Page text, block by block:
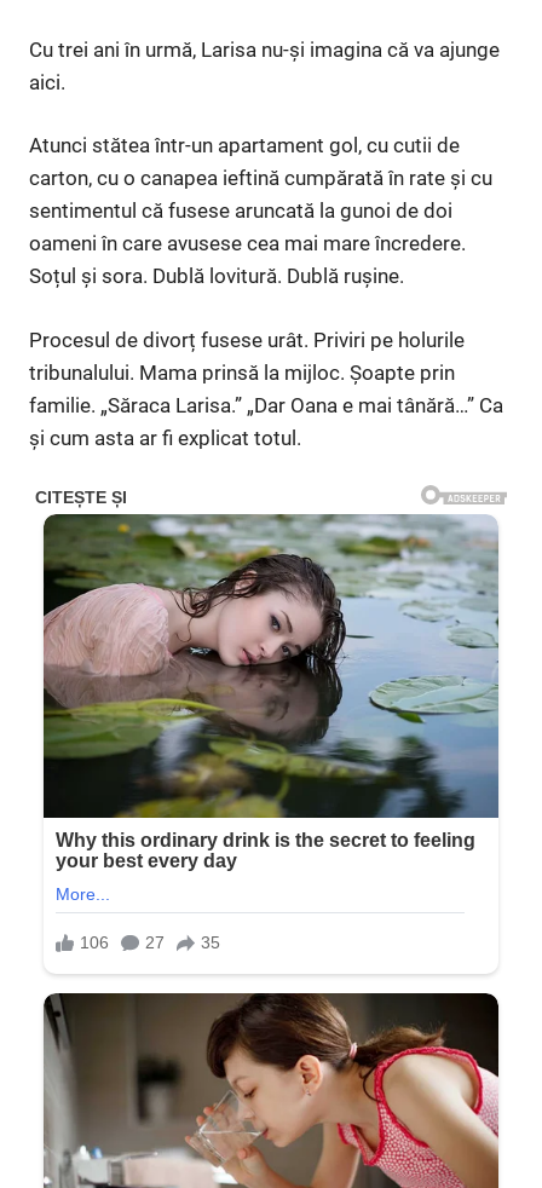
Cu trei ani în urmă, Larisa nu-și imagina că va ajunge
aici.
Atunci stătea într-un apartament gol, cu cutii de
carton, cu o canapea ieftină cumpărată în rate și cu
sentimentul că fusese aruncată la gunoi de doi
oameni în care avusese cea mai mare încredere.
Soțul și sora. Dublă lovitură. Dublă rușine.
Procesul de divorț fusese urât. Priviri pe holurile
tribunalului. Mama prinsă la mijloc. Șoapte prin
familie. „Săraca Larisa.” „Dar Oana e mai tânără…” Ca
și cum asta ar fi explicat totul.